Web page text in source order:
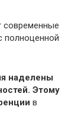
современные
полноценной
наделены
Этому
в